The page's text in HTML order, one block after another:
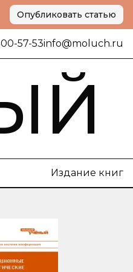
Опубликовать статью
57-53info@moluch.ru
Издание книг